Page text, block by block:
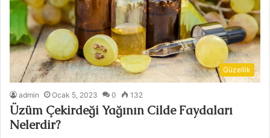
Güzellik
admin Ocak 5, 2023 0 132
Üzüm Çekirdeği Yağının Cilde Faydaları
Nelerdir?